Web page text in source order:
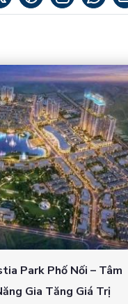
Park Phố Nối – Tâm
Gia Tăng Giá Trị